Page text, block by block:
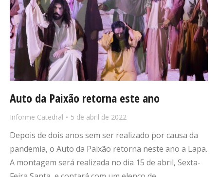
Auto da Paixão retorna este ano
Informe Catedral 5 de abril de 2022
Depois de dois anos sem ser realizado por causa da
pandemia, o Auto da Paixão retorna neste ano a Lapa.
A montagem será realizada no dia 15 de abril, Sexta-